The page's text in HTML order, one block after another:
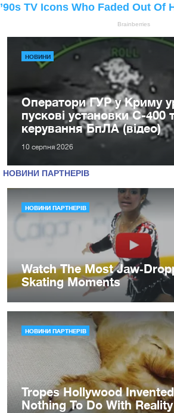
НОВИНИ
Оператори ГУР у Криму
пускові установки С-400
керування БпЛА (відео)
10 серпня 2026